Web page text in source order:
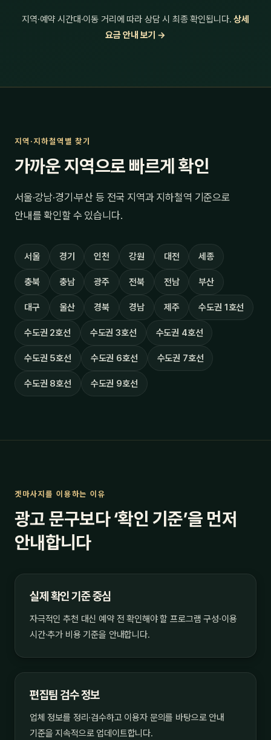
지역·예약 시간대·이동 거리에 따라 상담 시 최종 확인됩니다.상세
요금 안내 보기 →
지역·지하철역별 찾기
가까운 지역으로 빠르게 확인
서울·강남·경기·부산 등 전국 지역과 지하철역 기준으로
안내를 확인할 수 있습니다.
서울 경기 인천 강원 대전 세종
충북 충남 광주 전북 전남 부산
대구 울산 경북 경남 제주 수도권 1호선
수도권 2호선 수도권 3호선 수도권 4호선
수도권 5호선 수도권 6호선 수도권 7호선
수도권 8호선 수도권 9호선
겟마사지를 이용하는 이유
광고 문구보다 ‘확인 기준’을 먼저
안내합니다
실제 확인 기준 중심
자극적인 추천 대신 예약 전 확인해야 할 프로그램 구성·이용
시간·추가 비용 기준을 안내합니다.
편집팀 검수 정보
업체 정보를 정리·검수하고 이용자 문의를 바탕으로 안내
기준을 지속적으로 업데이트합니다.